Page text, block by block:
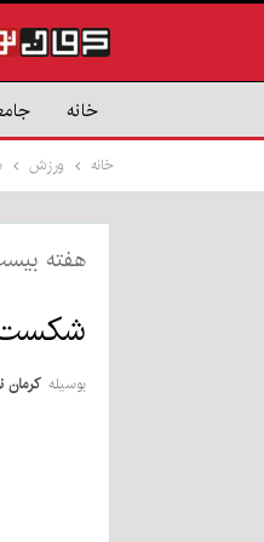
خانه
خانه ورزش
هفته
شکست
بوسیله کرمان